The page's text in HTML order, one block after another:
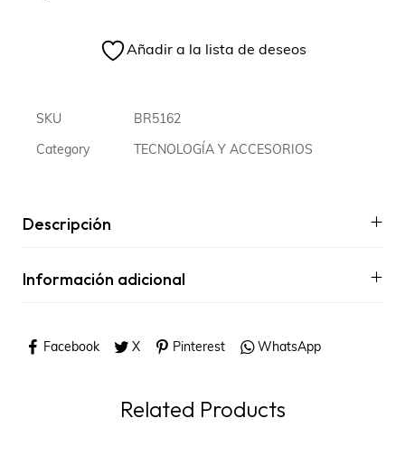
Añadir a la lista de deseos
SKU BR5162
Category TECNOLOGÍA Y ACCESORIOS
Descripción
Información adicional
Facebook X Pinterest WhatsApp
Related Products